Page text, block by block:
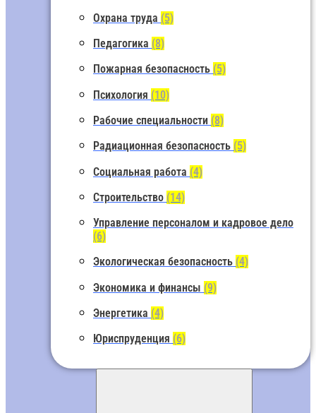
Охрана труда (5)
Педагогика (8)
Пожарная безопасность (5)
Психология (10)
Рабочие специальности (8)
Радиационная безопасность (5)
Социальная работа (4)
Строительство (14)
Управление персоналом и кадровое дело
(6)
Экологическая безопасность (4)
Экономика и финансы (9)
Энергетика (4)
Юриспруденция (6)